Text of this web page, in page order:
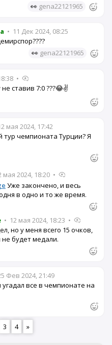
👀 gena22121965
• 11 Дек 2024, 08:25
👀 gena22121965
•
ставив 7:0 ???😂✌️
мая 2024, 17:42
тур чемпионата Турции? Я
мая 2024, 18:20 •
Уже закончено, и весь
в одно и то же время.
• 12 мая 2024, 18:23 •
но у меня всего 15 очков,
не будет медали.
Фев 2024, 21:49
все в чемпионате на
3 4 »